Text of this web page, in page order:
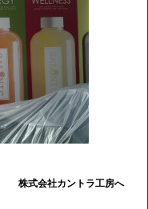
株式会社カントラ工房へ